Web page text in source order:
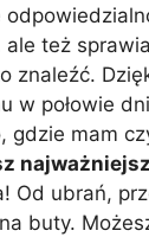
ale też
znaleźć.
w połowie
gdzie mam
Od ubrań,
buty.